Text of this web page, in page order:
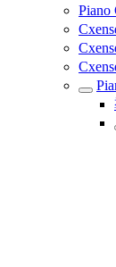
Piano